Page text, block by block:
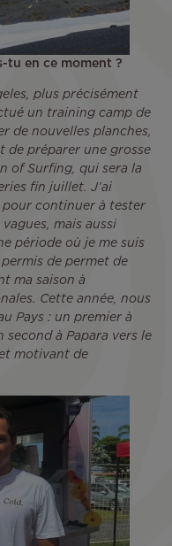
tu en ce moment ?
plus précisément
un training camp de
de nouvelles planches,
de préparer une grosse
of Surfing, qui sera la
fin juillet. J’ai
pour continuer à tester
mais aussi
période où je me suis
de permet de
ma saison à
Cette année, nous
Pays : un premier à
second à Papara vers le
motivant de